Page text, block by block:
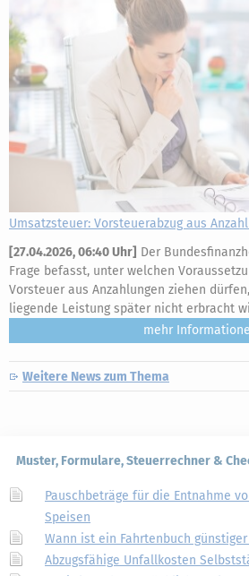
Umsatzsteuer: Vorsteuerabzug aus
[27.04.2026, 06:40 Uhr] Der
Frage befasst, unter welchen
Vorsteuer aus Anzahlungen ziehen
liegende Leistung später nicht erbracht
mehr
Weitere News zum Thema
Muster, Formulare, Steuerrechner &
Pauschbeträge für die Entnahme
Speisen
Wann ist ein Fahrtenbuch
Abzugsfähige Unfallkosten